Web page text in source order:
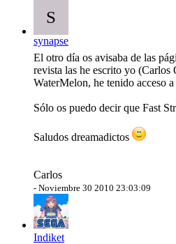
S
synapse
El otro día os avisaba de las
revista las he escrito yo (Carlos
WaterMelon, he tenido acceso
Sólo os puedo decir que Fast
Saludos dreamadictos
Carlos
- Noviembre 30 2010 23:03:09
Indiket